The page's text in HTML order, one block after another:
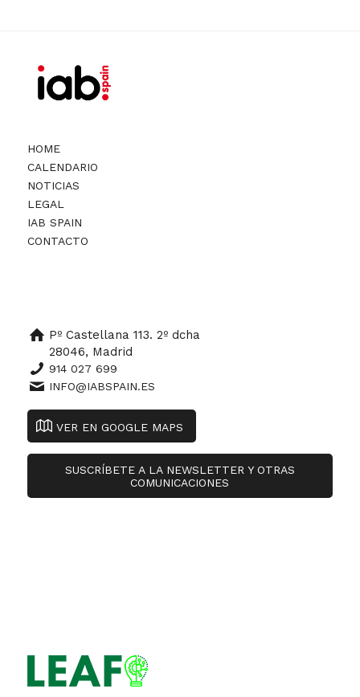
HOME
CALENDARIO
NOTICIAS
LEGAL
IAB SPAIN
CONTACTO
Pº Castellana 113. 2º dcha
28046, Madrid
914 027 699
INFO@IABSPAIN.ES
VER EN GOOGLE MAPS
SUSCRÍBETE A LA NEWSLETTER Y OTRAS
COMUNICACIONES